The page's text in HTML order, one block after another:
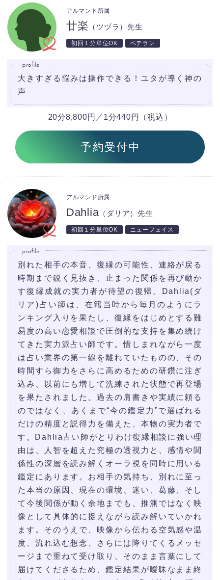
廿楽 （ツヅラ）先生
アルマンド所属
初回１分単位OK ベテラン
profile
大きすぎる悩みは操作できる！ユタが導く神の
声
20分8,800円／1分440円（税込）
予約受付中
Dahlia （ダリア）先生
アルマンド所属
初回１分単位OK ニューフェイス
profile
別れた相手の本音、復縁の可能性、連絡が戻る
時期まで鋭く見抜き、止まった関係を再び動か
す復縁成就の実力者が待望の復帰。Dahlia(ダ
リア)占い師は、在籍当時から毎月のようにラ
ンキング入りを果たし、復縁をはじめとする難
易度の高い恋愛相談で圧倒的な支持を集め続け
てきた実力派占い師です。惜しまれながら一度
は占い業界の第一線を離れていたものの、その
時間すら御力をさらに高めるための研鑽に注ぎ
込み、以前にも増して洗練された状態で再登場
を果たされました。過去の肩書きや実績に頼る
のではなく、あくまで“今の鑑定力”で選ばれる
だけの精度と説得力を備えた、本物の実力者で
す。Dahlia占い師がとりわけ復縁相談に強い理
由は、人智を超えた究極の透視力と、感情や関
係性の深層を読み解くオーラ視を同時に用いる
鑑定にあります。お相手の気持ち、別れに至っ
た本当の原因、現在の環境、迷い、葛藤、そし
て今後関係が動く余地までも、推測ではなく映
像として具体的に捉えながら読み解いていかれ
ます。そのうえで、映像から伝わる空気感や温
度、流れ込む想念、さらには降りてくるメッセ
ージまで重ねて受け取り、そのまま言葉にして
届けてくださるため、鑑定結果が曖昧なまま終